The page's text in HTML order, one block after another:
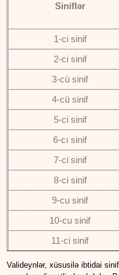
Siniflər
1-ci sinif
2-ci sinif
3-cü sinif
4-cü sinif
5-ci sinif
6-cı sinif
7-ci sinif
8-ci sinif
9-cu sinif
10-cu sinif
11-ci sinif
Valideynlər, xüsusilə ibtidai